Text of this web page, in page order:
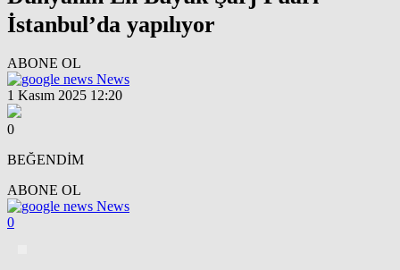
İstanbul’da yapılıyor
ABONE OL
News
1 Kasım 2025 12:20
0
BEĞENDİM
ABONE OL
News
0